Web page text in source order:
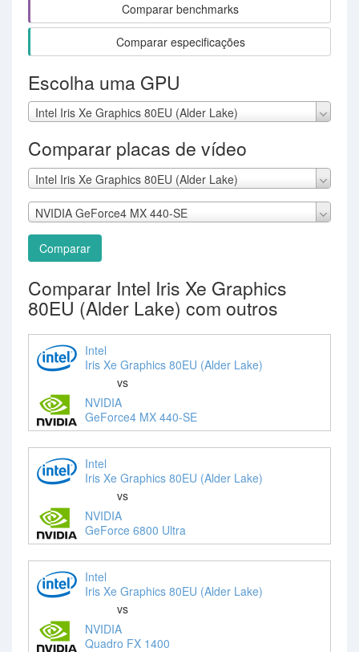
Comparar benchmarks
Comparar especificações
Escolha uma GPU
Intel Iris Xe Graphics 80EU (Alder Lake)
Comparar placas de vídeo
Intel Iris Xe Graphics 80EU (Alder Lake)
NVIDIA GeForce4 MX 440-SE
Comparar
Comparar Intel Iris Xe Graphics
80EU (Alder Lake) com outros
Intel
Iris Xe Graphics 80EU (Alder Lake)
vs
NVIDIA
GeForce4 MX 440-SE
Intel
Iris Xe Graphics 80EU (Alder Lake)
vs
NVIDIA
GeForce 6800 Ultra
Intel
Iris Xe Graphics 80EU (Alder Lake)
vs
NVIDIA
Quadro FX 1400